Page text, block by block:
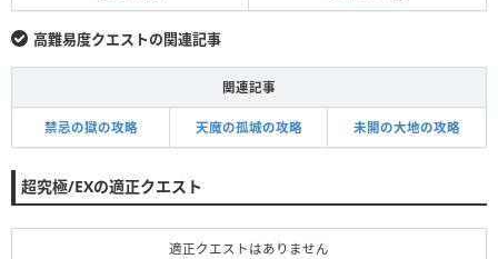
高難易度クエストの関連記事
関連記事
禁忌の獄の攻略 天魔の孤城の攻略 未開の大地の攻略
超究極/EXの適正クエスト
適正クエストはありません